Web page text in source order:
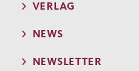
VERLAG
NEWS
NEWSLETTER